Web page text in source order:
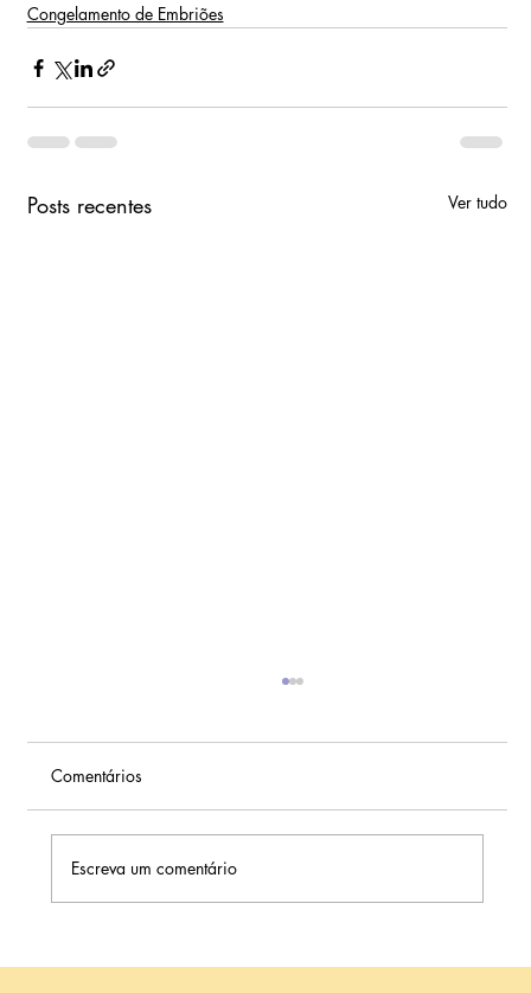
Congelamento de Embriões
Posts recentes Ver tudo
Comentários
Escreva um comentário